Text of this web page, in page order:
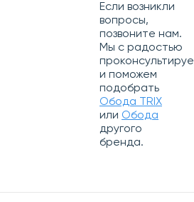
Если возникли
вопросы,
позвоните нам.
Мы с радостью
и поможем
подобрать
Обода TRIX
или Обода
другого
бренда.